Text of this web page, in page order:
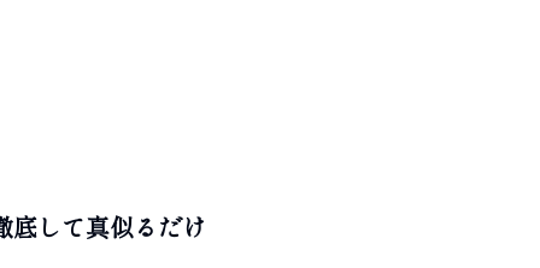
底して真似るだけ